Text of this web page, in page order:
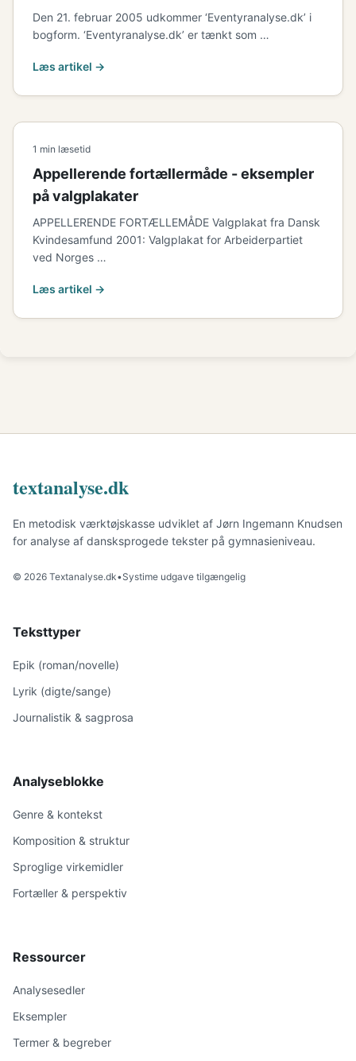
Den 21. februar 2005 udkommer ‘Eventyranalyse.dk’ i
bogform. ‘Eventyranalyse.dk’ er tænkt som …
Læs artikel →
1 min læsetid
Appellerende fortællermåde - eksempler
på valgplakater
APPELLERENDE FORTÆLLEMÅDE Valgplakat fra Dansk
Kvindesamfund 2001: Valgplakat for Arbeiderpartiet
ved Norges …
Læs artikel →
textanalyse.dk
En metodisk værktøjskasse udviklet af Jørn Ingemann Knudsen
for analyse af dansksprogede tekster på gymnasieniveau.
© 2026 Textanalyse.dk•Systime udgave tilgængelig
Teksttyper
Epik (roman/novelle)
Lyrik (digte/sange)
Journalistik & sagprosa
Analyseblokke
Genre & kontekst
Komposition & struktur
Sproglige virkemidler
Fortæller & perspektiv
Ressourcer
Analysesedler
Eksempler
Termer & begreber